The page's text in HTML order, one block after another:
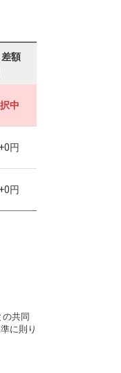
額
中
+0円
+0円
共同
に則り